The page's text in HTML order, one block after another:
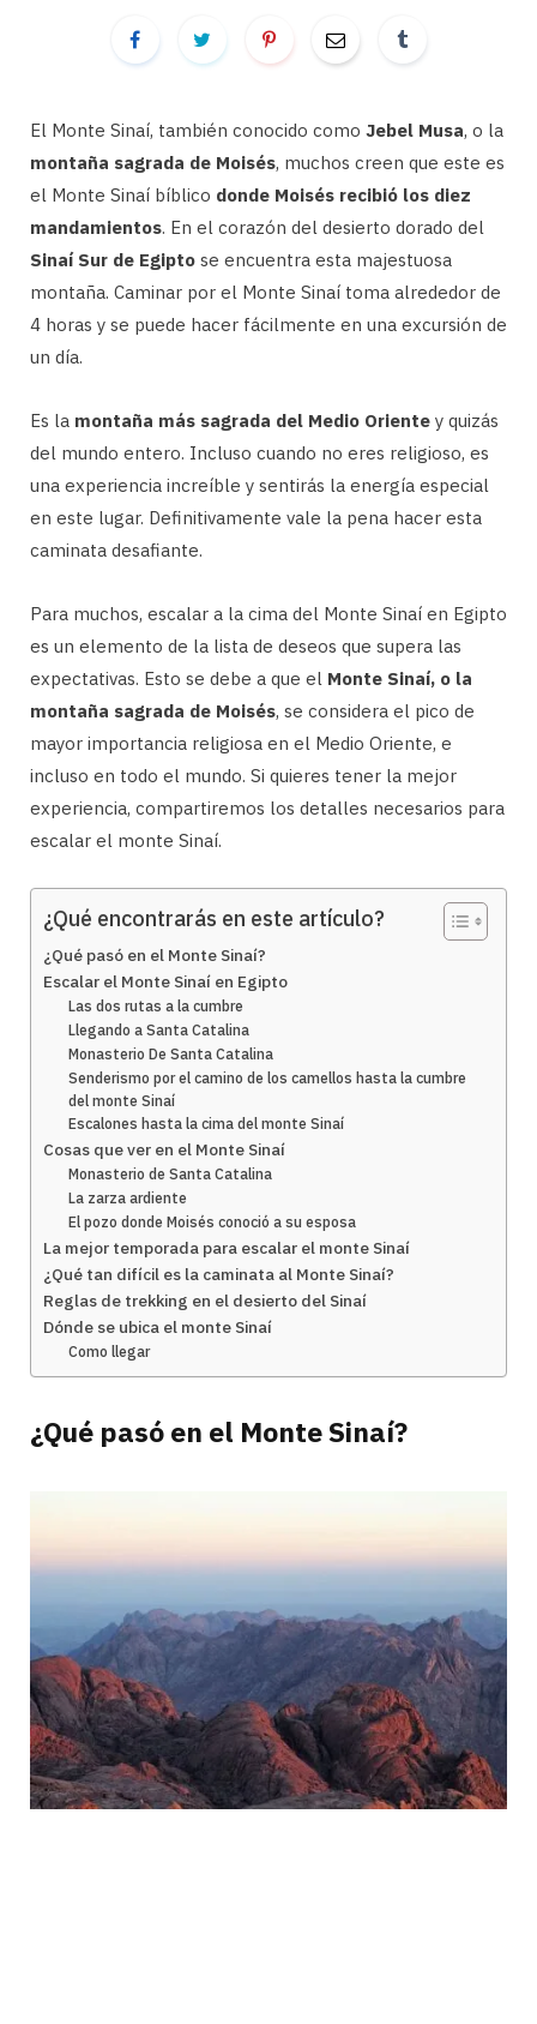
El Monte Sinaí, también conocido como Jebel Musa, o la
montaña sagrada de Moisés, muchos creen que este es
el Monte Sinaí bíblico donde Moisés recibió los diez
mandamientos. En el corazón del desierto dorado del
Sinaí Sur de Egipto se encuentra esta majestuosa
montaña. Caminar por el Monte Sinaí toma alrededor de
4 horas y se puede hacer fácilmente en una excursión de
un día.
Es la montaña más sagrada del Medio Oriente y quizás
del mundo entero. Incluso cuando no eres religioso, es
una experiencia increíble y sentirás la energía especial
en este lugar. Definitivamente vale la pena hacer esta
caminata desafiante.
Para muchos, escalar a la cima del Monte Sinaí en Egipto
es un elemento de la lista de deseos que supera las
expectativas. Esto se debe a que el Monte Sinaí, o la
montaña sagrada de Moisés, se considera el pico de
mayor importancia religiosa en el Medio Oriente, e
incluso en todo el mundo. Si quieres tener la mejor
experiencia, compartiremos los detalles necesarios para
escalar el monte Sinaí.
¿Qué encontrarás en este artículo?
¿Qué pasó en el Monte Sinaí?
Escalar el Monte Sinaí en Egipto
Las dos rutas a la cumbre
Llegando a Santa Catalina
Monasterio De Santa Catalina
Senderismo por el camino de los camellos hasta la cumbre
del monte Sinaí
Escalones hasta la cima del monte Sinaí
Cosas que ver en el Monte Sinaí
Monasterio de Santa Catalina
La zarza ardiente
El pozo donde Moisés conoció a su esposa
La mejor temporada para escalar el monte Sinaí
¿Qué tan difícil es la caminata al Monte Sinaí?
Reglas de trekking en el desierto del Sinaí
Dónde se ubica el monte Sinaí
Como llegar
¿Qué pasó en el Monte Sinaí?